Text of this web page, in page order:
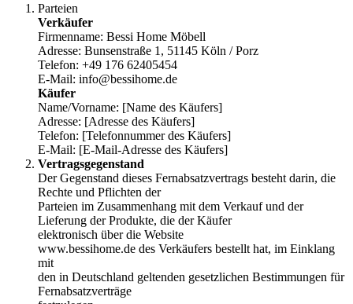
Parteien
Verkäufer
Firmenname: Bessi Home Möbell
Adresse: Bunsenstraße 1, 51145 Köln / Porz
Telefon: +49 176 62405454
E-Mail: info@bessihome.de
Käufer
Name/Vorname: [Name des Käufers]
Adresse: [Adresse des Käufers]
Telefon: [Telefonnummer des Käufers]
E-Mail: [E-Mail-Adresse des Käufers]
Vertragsgegenstand
Der Gegenstand dieses Fernabsatzvertrags besteht darin, die
Rechte und Pflichten der
Parteien im Zusammenhang mit dem Verkauf und der
Lieferung der Produkte, die der Käufer
elektronisch über die Website
www.bessihome.de des Verkäufers bestellt hat, im Einklang
mit
den in Deutschland geltenden gesetzlichen Bestimmungen für
Fernabsatzverträge